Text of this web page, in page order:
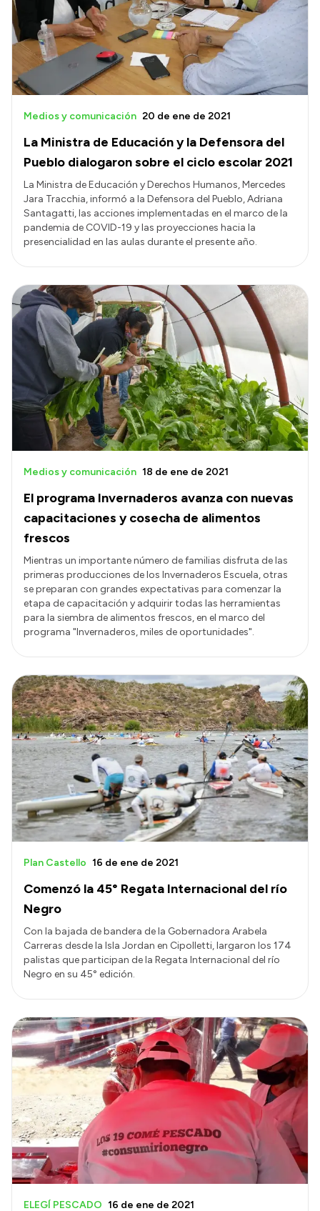
La Ministra de Educación y la Defensora del
Pueblo dialogaron sobre el ciclo escolar 2021
Medios y comunicación 20 de ene de 2021
La Ministra de Educación y Derechos Humanos, Mercedes
Jara Tracchia, informó a la Defensora del Pueblo, Adriana
Santagatti, las acciones implementadas en el marco de la
pandemia de COVID-19 y las proyecciones hacia la
presencialidad en las aulas durante el presente año.
El programa Invernaderos avanza con nuevas
capacitaciones y cosecha de alimentos
frescos
Medios y comunicación 18 de ene de 2021
Mientras un importante número de familias disfruta de las
primeras producciones de los Invernaderos Escuela, otras
se preparan con grandes expectativas para comenzar la
etapa de capacitación y adquirir todas las herramientas
para la siembra de alimentos frescos, en el marco del
programa "Invernaderos, miles de oportunidades".
Comenzó la 45° Regata Internacional del río
Negro
Plan Castello 16 de ene de 2021
Con la bajada de bandera de la Gobernadora Arabela
Carreras desde la Isla Jordan en Cipolletti, largaron los 174
palistas que participan de la Regata Internacional del río
Negro en su 45° edición.
ELEGÍ PESCADO 16 de ene de 2021